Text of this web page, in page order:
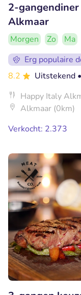
2-
Alkmaar
Morgen Zo Ma
Erg populaire
8.2
Uitstekend
Happy Italy
Alkmaar (0km)
Verkocht: 2.373